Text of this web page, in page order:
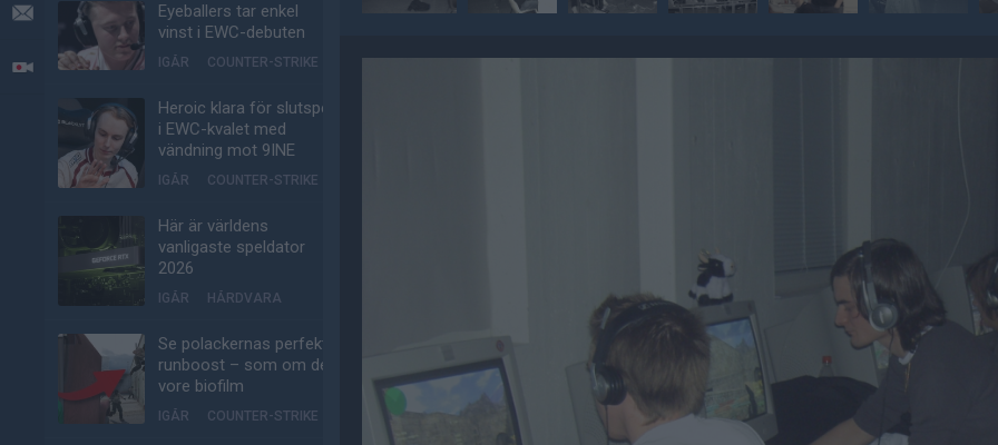
MEDDELANDEN
LIVESÄNDNINGAR
Eyeballers tar enkel
vinst i EWC-debuten
IGÅR COUNTER-STRIKE
Heroic klara för slutspel
i EWC-kvalet med
vändning mot 9INE
IGÅR COUNTER-STRIKE
Här är världens
vanligaste speldator
2026
IGÅR HÅRDVARA
Se polackernas perfekta
runboost – som om det
vore biofilm
IGÅR COUNTER-STRIKE